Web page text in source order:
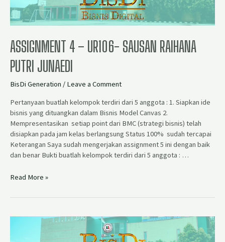
ASSIGNMENT 4 – UR106- SAUSAN RAIHANA
PUTRI JUNAEDI
BisDi Generation / Leave a Comment
Pertanyaan buatlah kelompok terdiri dari 5 anggota : 1. Siapkan ide
bisnis yang dituangkan dalam Bisnis Model Canvas 2.
Mempresentasikan setiap point dari BMC (strategi bisnis) telah
disiapkan pada jam kelas berlangsung Status 100% sudah tercapai
Keterangan Saya sudah mengerjakan assignment 5 ini dengan baik
dan benar Bukti buatlah kelompok terdiri dari 5 anggota : …
Read More »